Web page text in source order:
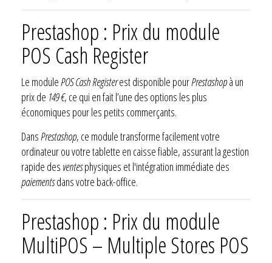
Prestashop : Prix du module
POS Cash Register
Le modulePOS Cash Registerest disponible pourPrestashopà un
prix de 149 €, ce qui en fait l’une des options les plus
économiques pour les petits commerçants.
DansPrestashop, ce module transforme facilement votre
ordinateur ou votre tablette en caisse fiable, assurant la gestion
rapide des ventesphysiques et l'intégration immédiate des
paiementsdans votre back-office.
Prestashop : Prix du module
MultiPOS – Multiple Stores POS